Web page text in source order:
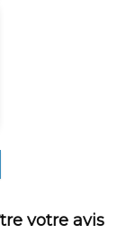
votre avis